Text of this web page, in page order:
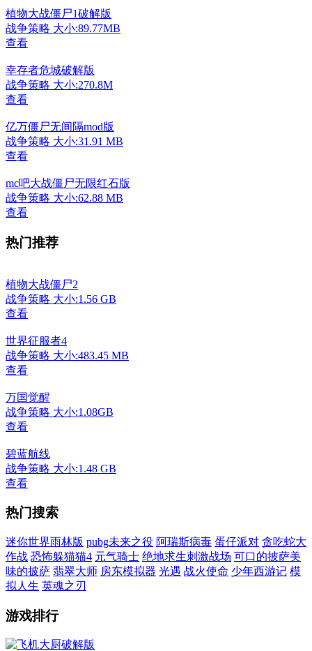
植物大战僵尸1破解版
战争策略 大小:89.77MB
查看
幸存者危城破解版
战争策略 大小:270.8M
查看
亿万僵尸无间隔mod版
战争策略 大小:31.91 MB
查看
mc吧大战僵尸无限红石版
战争策略 大小:62.88 MB
查看
热门推荐
植物大战僵尸2
战争策略 大小:1.56 GB
查看
世界征服者4
战争策略 大小:483.45 MB
查看
万国觉醒
战争策略 大小:1.08GB
查看
碧蓝航线
战争策略 大小:1.48 GB
查看
热门搜索
迷你世界雨林版 pubg未来之役 阿瑞斯病毒 蛋仔派对 贪吃蛇大
作战 恐怖躲猫猫4 元气骑士 绝地求生刺激战场 可口的披萨美
味的披萨 翡翠大师 房东模拟器 光遇 战火使命 少年西游记 模
拟人生 英魂之刃
游戏排行